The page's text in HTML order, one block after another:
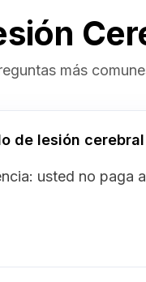
más
de lesión
usted no paga